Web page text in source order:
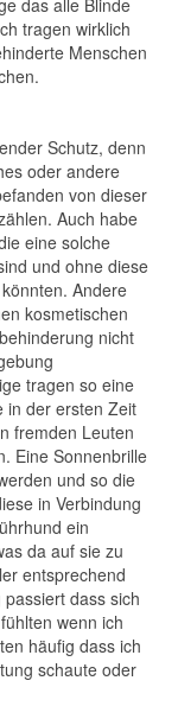
tragen wirklich
Menschen
Schutz, denn
oder andere
von dieser
Auch habe
eine solche
und ohne diese
Andere
kosmetischen
nicht
tragen so eine
in der ersten Zeit
fremden Leuten
Eine Sonnenbrille
und so die
in Verbindung
ein
da auf sie zu
entsprechend
dass sich
wenn ich
häufig dass ich
schaute oder